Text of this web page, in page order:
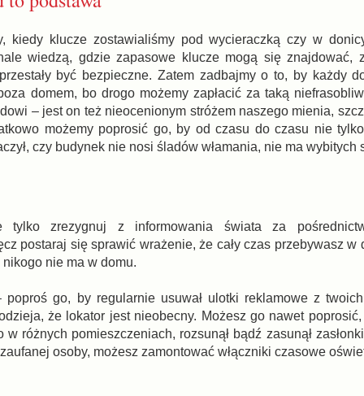
kiedy klucze zostawialiśmy pod wycieraczką czy w
wiedzą, gdzie zapasowe klucze mogą się znajdować,
być bezpieczne. Zatem zadbajmy o to, by każdy
domem, bo drogo możemy zapłacić za taką
– jest on też nieocenionym stróżem naszego mienia,
możemy poprosić go, by od czasu do czasu nie tylko
czy budynek nie nosi śladów włamania, nie ma wybitych
zrezygnuj z informowania świata za
postaraj się sprawić wrażenie, że cały czas przebywasz w
nie ma w domu.
go, by regularnie usuwał ulotki reklamowe z
że lokator jest nieobecny. Możesz go nawet poprosić,
różnych pomieszczeniach, rozsunął bądź zasunął
osoby, możesz zamontować włączniki czasowe